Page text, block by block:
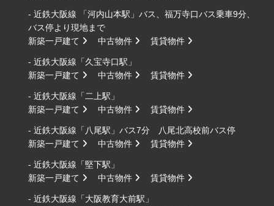
- 近鉄大阪線 「河内山本駅」バス、福万寺口バス乗車9分、
バス停より現地まで
新築一戸建て
中古物件 賃貸物件
- 近鉄大阪線「久宝寺口駅」
新築一戸建て
中古物件 賃貸物件
- 近鉄大阪線「二上駅」
新築一戸建て
中古物件 賃貸物件
- 近鉄大阪線「八尾駅」バス7分 八尾北高校前バス停
新築一戸建て
中古物件 賃貸物件
- 近鉄大阪線「堅下駅」
新築一戸建て
中古物件 賃貸物件
- 近鉄大阪線「大阪教育大前駅」